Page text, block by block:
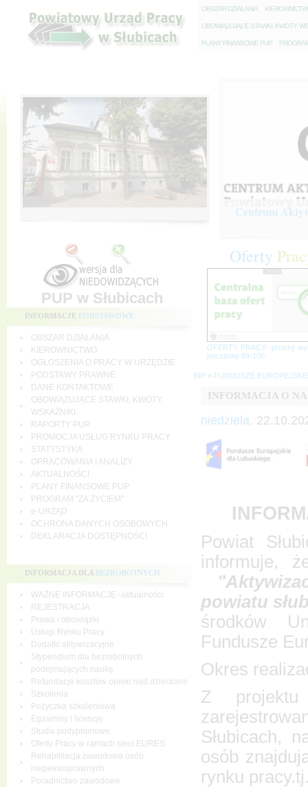
OBSZAR DZIAŁANIA K
OBOWIĄZUJĄCE STAWKI, KWOTY,
PLANY FINANSOWE PUP P
Centrum
PUP w Słubicach
INFORMACJE PODSTAWOWE
OBSZAR DZIAŁANIA
KIEROWNICTWO
OGŁOSZENIA O PRACY W URZĘDZIE
PODSTAWY PRAWNE
DANE KONTAKTOWE
OBOWIĄZUJĄCE STAWKI, KWOTY,
WSKAŹNIKI
RAPORTY PUP
PROMOCJA USŁUG RYNKU PRACY
STATYSTYKA
OPRACOWANIA I ANALIZY
AKTUALNOŚCI
PLANY FINANSOWE PUP
PROGRAM "ZA ŻYCIEM"
e-URZĄD
OCHRONA DANYCH OSOBOWYCH
DEKLARACJA DOSTĘPNOŚCI
INFORMACJA DLA BEZROBOTNYCH
WAŻNE INFORMACJE -aktualności
REJESTRACJA
Prawa i obowiązki
Usługi Rynku Pracy
Dodatki aktywizacyjne
Stypendium dla bezrobotnych
podejmujących naukę
Refundacje kosztów opieki nad dzieckiem
Szkolenia
Pożyczka szkoleniowa
Egzaminy i licencje
Studia podyplomowe
Oferty Pracy w ramach sieci EURES
Rehabilitacja zawodowa osób
niepełnosprawnych
Poradnictwo zawodowe
Oferty
OFERTY PRACY -proszę
pocztowy 69-100
BIP » FUNDUSZE
INFORMACJA O
niedziela,
Powiat
informuje,
powiatu
środków
Fundusze
Okres
Z projektu
Słubicach,
osób
rynku